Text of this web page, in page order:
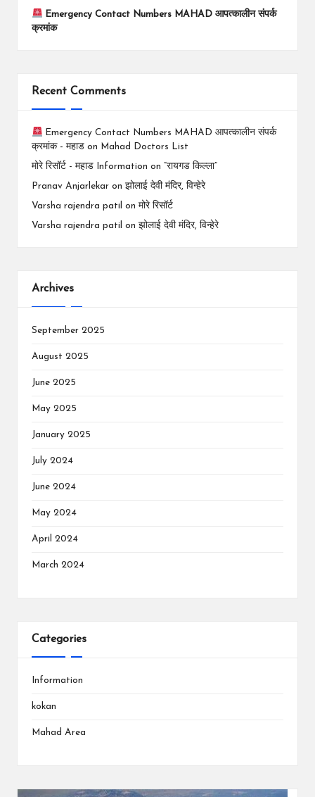
Emergency Contact Numbers MAHAD आपत्कालीन संपर्क
क्रमांक
Recent Comments
Emergency Contact Numbers MAHAD आपत्कालीन संपर्क
क्रमांक - महाड on Mahad Doctors List
मोरे रिसॉर्ट - महाड Information on “रायगड किल्ला”
Pranav Anjarlekar on झोलाई देवी मंदिर, विन्हेरे
Varsha rajendra patil on मोरे रिसॉर्ट
Varsha rajendra patil on झोलाई देवी मंदिर, विन्हेरे
Archives
September 2025
August 2025
June 2025
May 2025
January 2025
July 2024
June 2024
May 2024
April 2024
March 2024
Categories
Information
kokan
Mahad Area